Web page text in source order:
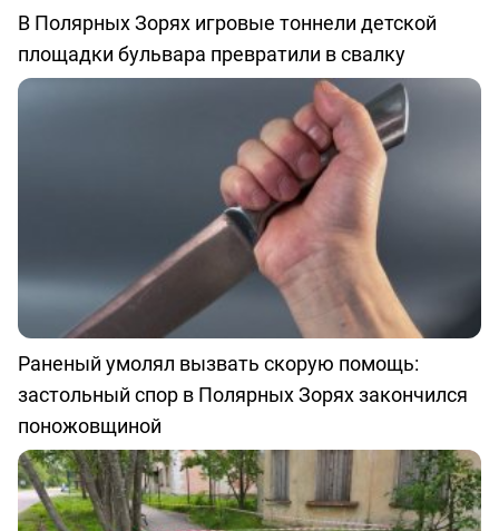
В Полярных Зорях игровые тоннели детской
площадки бульвара превратили в свалку
Раненый умолял вызвать скорую помощь:
застольный спор в Полярных Зорях закончился
поножовщиной